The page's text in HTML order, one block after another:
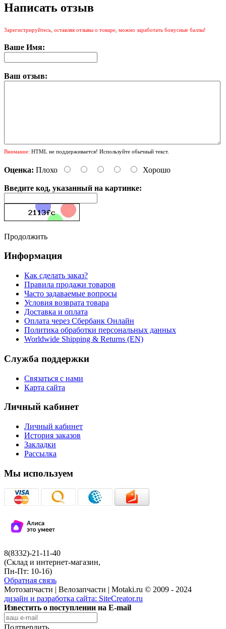
Написать отзыв
Зарегистрируйтесь, оставляя отзывы о товаре, можно заработать бонусные баллы!
Ваше Имя:
Ваш отзыв:
Внимание: HTML не поддерживается! Используйте обычный текст.
Оценка: Плохо Хорошо
Введите код, указанный на картинке:
Продолжить
Информация
Как сделать заказ?
Правила продажи товаров
Часто задаваемые вопросы
Условия возврата товара
Доставка и оплата
Оплата через Сбербанк Онлайн
Политика обработки персональных данных
Worldwide Shipping & Returns (EN)
Служба поддержки
Связаться с нами
Карта сайта
Личный кабинет
Личный кабинет
История заказов
Закладки
Рассылка
Мы используем
8(8332)-21-11-40
(Склад и интернет-магазин,
Пн-Пт: 10-16)
Обратная связь
Мотозапчасти | Велозапчасти | Motaki.ru © 2009 - 2024
дизайн и разработка сайта: SiteCreator.ru
Известить о поступлении на E-mail